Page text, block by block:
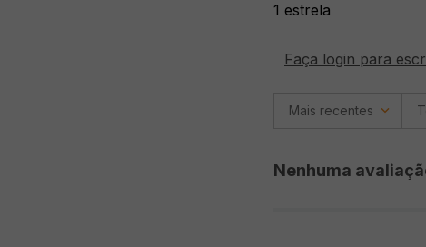
1 estrela
Faça login para
Mais recentes
Nenhuma